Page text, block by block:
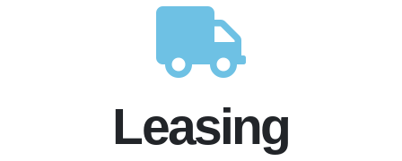
Leasing